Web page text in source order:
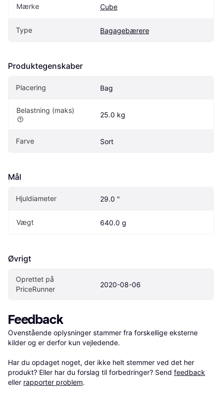
Mærke Cube
Type Bagagebærere
Produktegenskaber
Placering Bag
Belastning (maks)
25.0 kg
Farve Sort
Mål
Hjuldiameter 29.0 "
Vægt 640.0 g
Øvrigt
Oprettet på
PriceRunner
2020-08-06
Feedback
Ovenstående oplysninger stammer fra forskellige eksterne
kilder og er derfor kun vejledende.
Har du opdaget noget, der ikke helt stemmer ved det her
produkt? Eller har du forslag til forbedringer? Send feedback
eller rapporter problem.